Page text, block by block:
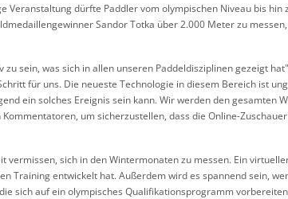
Veranstaltung dürfte Paddler vom olympischen Niveau bis hin
Sandor Totka über 2.000 Meter zu
zu sein, was sich in allen unseren Paddeldisziplinen gezeigt
für uns. Die neueste Technologie in diesem Bereich ist
ein solches Ereignis sein kann. Wir werden den gesamten
um sicherzustellen, dass die Online-
vermissen, sich in den Wintermonaten zu messen. Ein
Training entwickelt hat. Außerdem wird es spannend sein,
sich auf ein olympisches Qualifikationsprogramm